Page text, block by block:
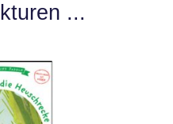
...